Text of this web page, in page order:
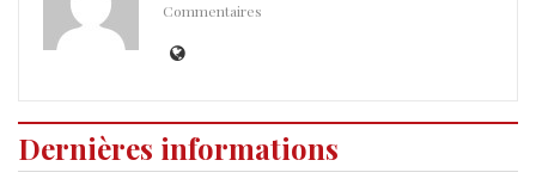
Commentaires
Dernières informations